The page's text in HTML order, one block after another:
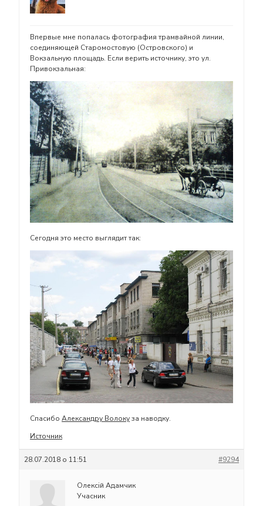
Впервые мне попалась фотография трамвайной линии,
соединяющей Старомостовую (Островского) и
Вокзальную площадь. Если верить источнику, это ул.
Привокзальная:
Сегодня это место выглядит так:
Спасибо Александру Волокуза наводку.
Источник
28.07.2018 о 11:51 #9294
Олексій Адамчик
Учасник